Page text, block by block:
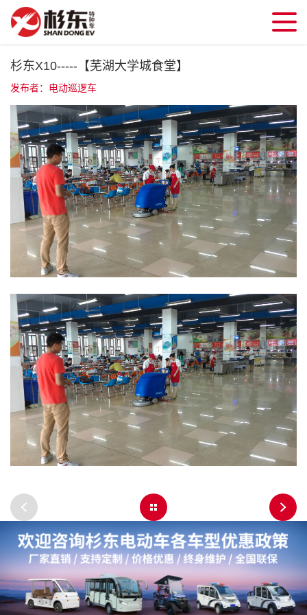
杉东X10-----【芜湖大学城食堂】
发布者：电动巡逻车